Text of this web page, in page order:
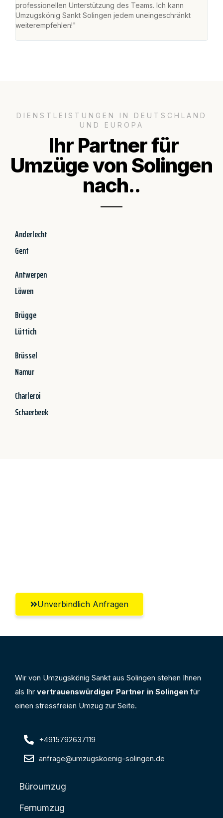
professionellen Unterstützung des Teams. Ich kann
Umzugskönig Sankt Solingen jedem uneingeschränkt
weiterempfehlen!"
DIENSTLEISTUNGEN IN DEUTSCHLAND
UND EUROPA
Ihr Partner für
Umzüge von Solingen
nach..
Anderlecht
Gent
Antwerpen
Löwen
Brügge
Lüttich
Brüssel
Namur
Charleroi
Schaerbeek
Unverbindlich Anfragen
Wir von Umzugskönig Sankt aus Solingen stehen Ihnen
als Ihr vertrauenswürdiger Partner in Solingen für
einen stressfreien Umzug zur Seite.
+4915792637119
anfrage@umzugskoenig-solingen.de
Büroumzug
Fernumzug